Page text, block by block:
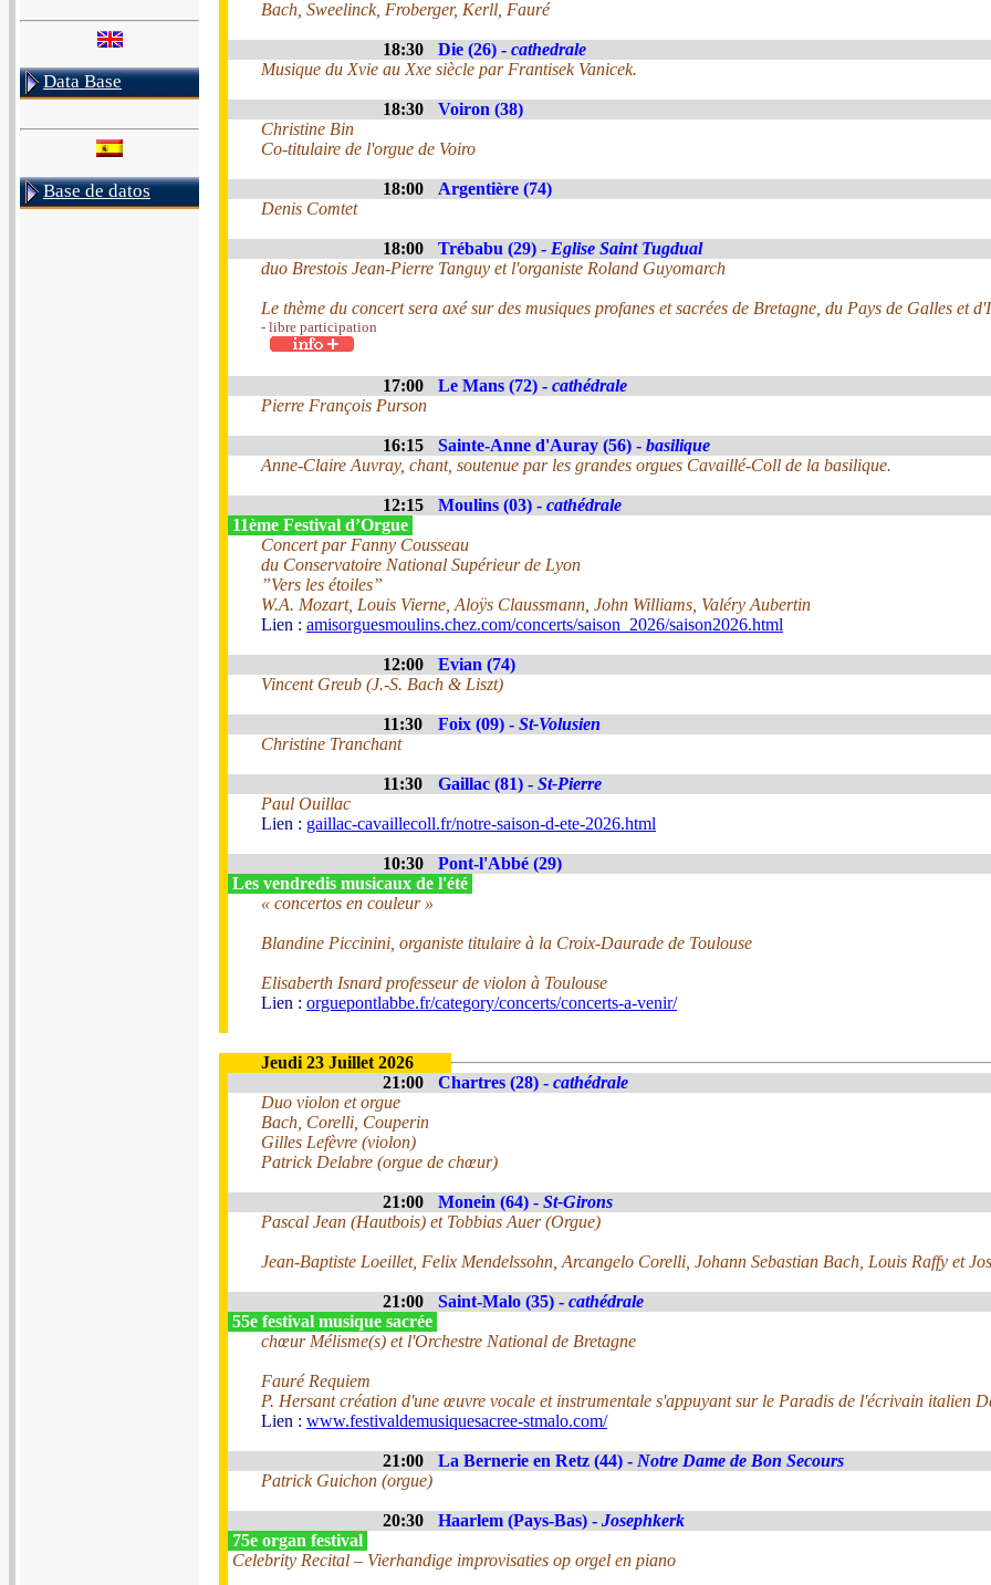
Data Base
Base de datos
Bach, Sweelinck, Froberger, Kerll, Fauré
18:30 Die (26) - cathedrale
Musique du Xvie au Xxe siècle par Frantisek Vanicek.
18:30
Voiron (38)
Christine Bin
Co-titulaire de l'orgue de Voiro
18:00
Argentière (74)
Denis Comtet
18:00 Trébabu (29) - Eglise Saint Tugdual
duo Brestois Jean-Pierre Tanguy et l'organiste Roland Guyomarch
Le thème du concert sera axé sur des musiques profanes et sacrées de Bretagne, du Pays de Galles et
- libre participation
17:00 Le Mans (72) - cathédrale
Pierre François Purson
16:15 Sainte-Anne d'Auray (56) - basilique
Anne-Claire Auvray, chant, soutenue par les grandes orgues Cavaillé-Coll de la basilique.
12:15 Moulins (03) - cathédrale
11ème Festival d’Orgue
Concert par Fanny Cousseau
du Conservatoire National Supérieur de Lyon
”Vers les étoiles”
W.A. Mozart, Louis Vierne, Aloÿs Claussmann, John Williams, Valéry Aubertin
Lien : amisorguesmoulins.chez.com/concerts/saison_2026/saison2026.html
12:00
Evian (74)
Vincent Greub (J.-S. Bach & Liszt)
11:30 Foix (09) - St-Volusien
Christine Tranchant
11:30 Gaillac (81) - St-Pierre
Paul Ouillac
Lien : gaillac-cavaillecoll.fr/notre-saison-d-ete-2026.html
10:30
Pont-l'Abbé (29)
Les vendredis musicaux de l'été
« concertos en couleur »
Blandine Piccinini, organiste titulaire à la Croix-Daurade de Toulouse
Elisaberth Isnard professeur de violon à Toulouse
Lien : orguepontlabbe.fr/category/concerts/concerts-a-venir/
Jeudi 23 Juillet 2026
21:00
Chartres (28) - cathédrale
Duo violon et orgue
Bach, Corelli, Couperin
Gilles Lefèvre (violon)
Patrick Delabre (orgue de chœur)
21:00 Monein (64) - St-Girons
Pascal Jean (Hautbois) et Tobbias Auer (Orgue)
Jean-Baptiste Loeillet, Felix Mendelssohn, Arcangelo Corelli, Johann Sebastian Bach, Louis Raffy et
21:00 Saint-Malo (35) - cathédrale
55e festival musique sacrée
chœur Mélisme(s) et l'Orchestre National de Bretagne
Fauré Requiem
P. Hersant création d'une œuvre vocale et instrumentale s'appuyant sur le Paradis de l'écrivain italien
Lien : www.festivaldemusiquesacree-stmalo.com/
21:00 La Bernerie en Retz (44) - Notre Dame de Bon Secours
Patrick Guichon (orgue)
20:30 Haarlem (Pays-Bas) - Josephkerk
75e organ festival
Celebrity Recital – Vierhandige improvisaties op orgel en piano